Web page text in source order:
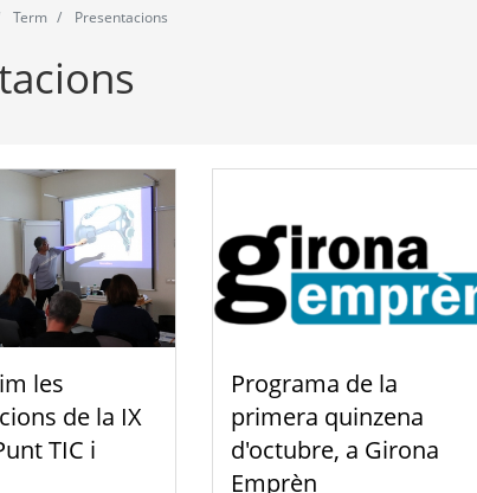
Term Presentacions
les
de la IX
TIC i
Programa de la
primera quinzena
d'octubre, a Girona
Emprèn